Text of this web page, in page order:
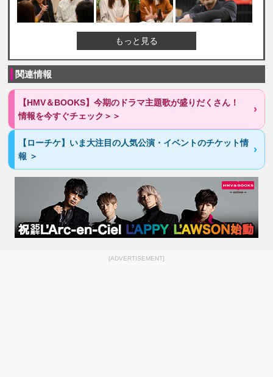
もっと見る
関連情報
【HMV＆BOOKS】今期のドラマ主題歌が盛りだくさん！
情報を今すぐチェック＞＞
【ローチケ】いま大注目の人気公演・イベントのチケット情
報 ＞
[ADVERTISEMENT]